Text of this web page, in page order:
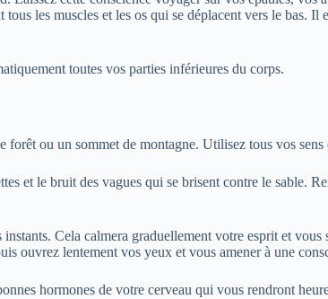
les muscles et les os qui se déplacent vers le bas.
toutes vos parties inférieures du corps.
ou un sommet de montagne. Utilisez tous vos
et le bruit des vagues qui se brisent contre le sable.
Cela calmera graduellement votre esprit et vous
ouvrez lentement vos yeux et vous amener à une
hormones de votre cerveau qui vous rendront